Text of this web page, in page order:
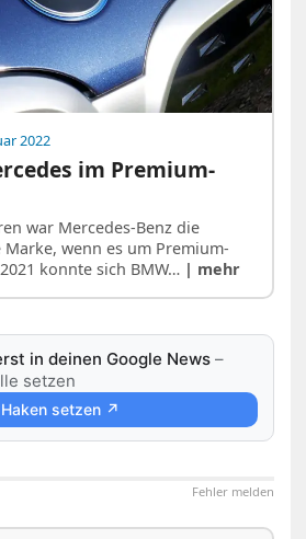
2022
im Premium-
war Mercedes-Benz die
wenn es um Premium-
konnte sich BMW… | mehr
in deinen Google News –
setzen
Haken setzen ↗
Fehler melden